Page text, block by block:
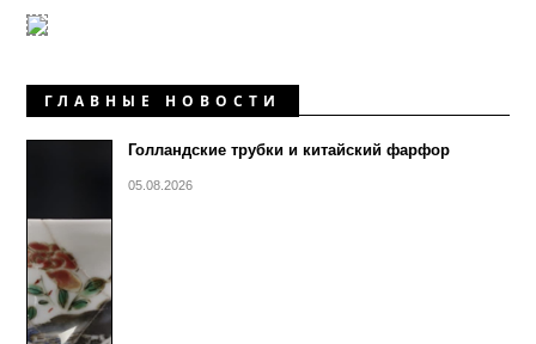
ГЛАВНЫЕ НОВОСТИ
Голландские трубки и китайский фарфор
05.08.2026